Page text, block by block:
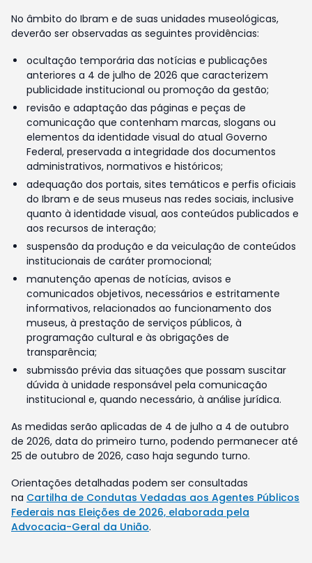
No âmbito do Ibram e de suas unidades museológicas,
deverão ser observadas as seguintes providências:
ocultação temporária das notícias e publicações
anteriores a 4 de julho de 2026 que caracterizem
publicidade institucional ou promoção da gestão;
revisão e adaptação das páginas e peças de
comunicação que contenham marcas, slogans ou
elementos da identidade visual do atual Governo
Federal, preservada a integridade dos documentos
administrativos, normativos e históricos;
adequação dos portais, sites temáticos e perfis oficiais
do Ibram e de seus museus nas redes sociais, inclusive
quanto à identidade visual, aos conteúdos publicados e
aos recursos de interação;
suspensão da produção e da veiculação de conteúdos
institucionais de caráter promocional;
manutenção apenas de notícias, avisos e
comunicados objetivos, necessários e estritamente
informativos, relacionados ao funcionamento dos
museus, à prestação de serviços públicos, à
programação cultural e às obrigações de
transparência;
submissão prévia das situações que possam suscitar
dúvida à unidade responsável pela comunicação
institucional e, quando necessário, à análise jurídica.
As medidas serão aplicadas de 4 de julho a 4 de outubro
de 2026, data do primeiro turno, podendo permanecer até
25 de outubro de 2026, caso haja segundo turno.
Orientações detalhadas podem ser consultadas
na Cartilha de Condutas Vedadas aos Agentes Públicos
Federais nas Eleições de 2026, elaborada pela
Advocacia-Geral da União.